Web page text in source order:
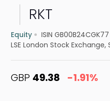
RKT
Equity ISIN GB00B24CGK77
LSE London Stock
GBP 49.38 -1.91%